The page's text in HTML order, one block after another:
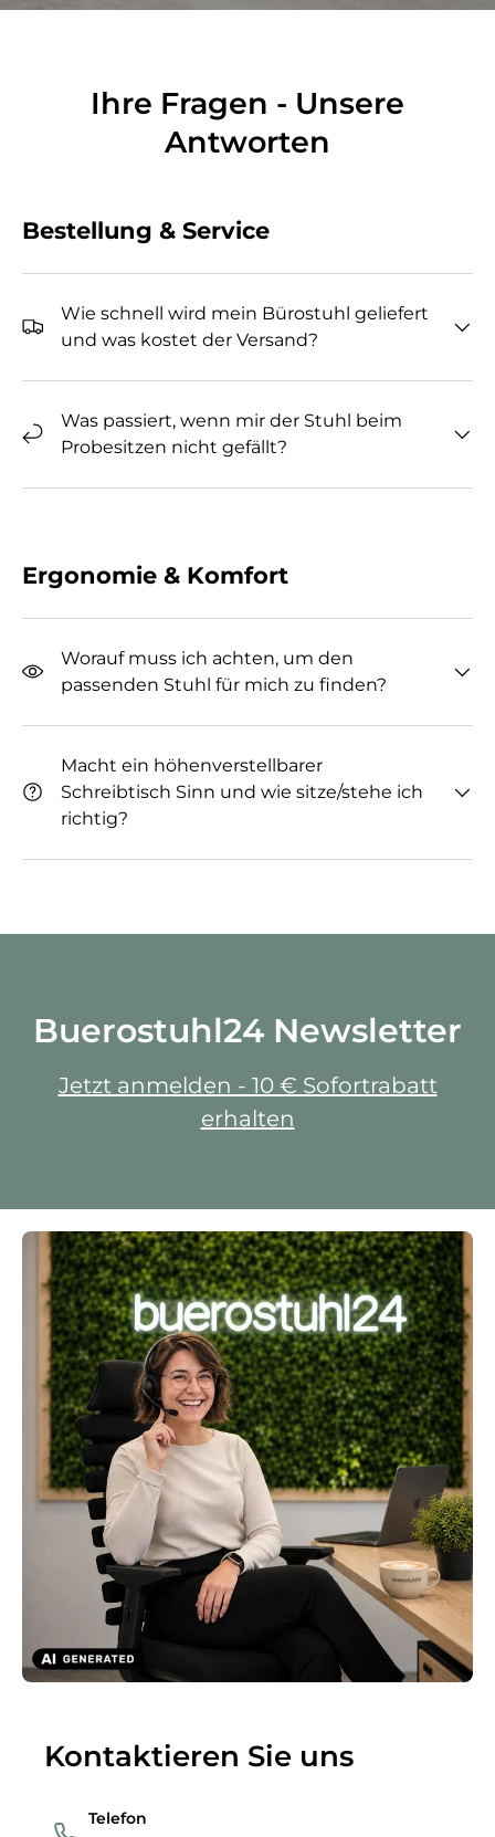
Ihre Fragen - Unsere
Antworten
Bestellung & Service
Wie schnell wird mein Bürostuhl geliefert
und was kostet der Versand?
Was passiert, wenn mir der Stuhl beim
Probesitzen nicht gefällt?
Ergonomie & Komfort
Worauf muss ich achten, um den
passenden Stuhl für mich zu finden?
Macht ein höhenverstellbarer
Schreibtisch Sinn und wie sitze/stehe ich
richtig?
Buerostuhl24 Newsletter
Jetzt anmelden - 10 € Sofortrabatt
erhalten
Kontaktieren Sie uns
Telefon